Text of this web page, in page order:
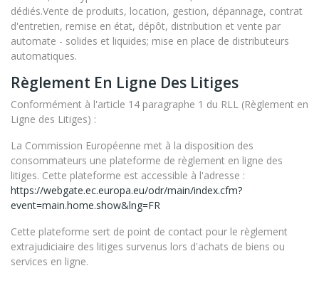
dédiés.Vente de produits, location, gestion, dépannage, contrat
d'entretien, remise en état, dépôt, distribution et vente par
automate - solides et liquides; mise en place de distributeurs
automatiques.
Règlement En Ligne Des Litiges
Conformément à l'article 14 paragraphe 1 du RLL (Règlement en
Ligne des Litiges) :
La Commission Européenne met à la disposition des
consommateurs une plateforme de règlement en ligne des
litiges. Cette plateforme est accessible à l'adresse :
https://webgate.ec.europa.eu/odr/main/index.cfm?
event=main.home.show&lng=FR
Cette plateforme sert de point de contact pour le règlement
extrajudiciaire des litiges survenus lors d'achats de biens ou
services en ligne.